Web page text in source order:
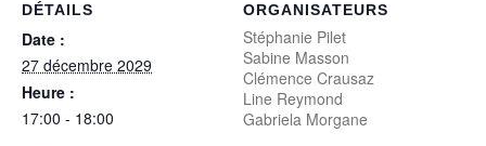
DÉTAILS
Date :
27 décembre 2029
Heure :
17:00 - 18:00
ORGANISATEURS
Stéphanie Pilet
Sabine Masson
Clémence Crausaz
Line Reymond
Gabriela Morgane